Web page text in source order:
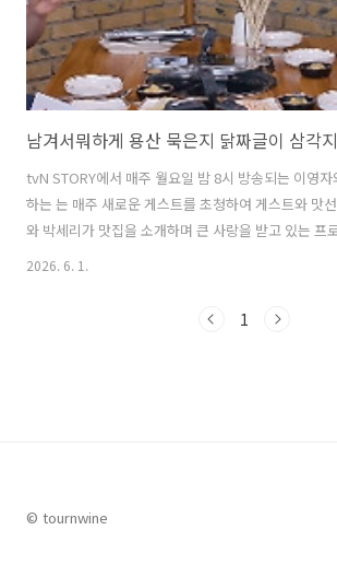
tvN STORY에서 매주 월요일 밤 8시 방송되는 이영자
하는 는 매주 새로운 게스트를 초청하여 게스트와 맛
와 박세리가 맛집을 소개하며 큰 사랑을 받고 있는 프
주 에서 초청된 게스트는 프리랜서 아나운서 김대호.
식당에서 '묵은지 닭짜글이'를 대접하며 시선을 끌었
2026. 6. 1.
1
© tournwine